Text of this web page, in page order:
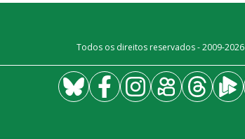
Todos os direitos reservados - 2009-2026